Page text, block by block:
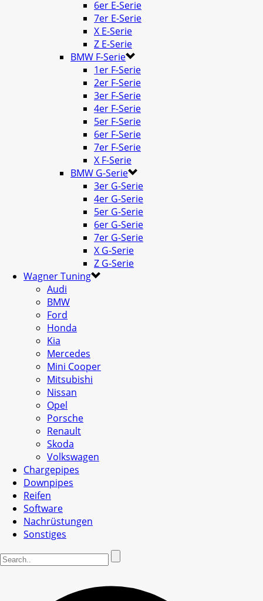
6er E-Serie
7er E-Serie
X E-Serie
Z E-Serie
BMW F-Serie
1er F-Serie
2er F-Serie
3er F-Serie
4er F-Serie
5er F-Serie
6er F-Serie
7er F-Serie
X F-Serie
BMW G-Serie
3er G-Serie
4er G-Serie
5er G-Serie
6er G-Serie
7er G-Serie
X G-Serie
Z G-Serie
Wagner Tuning
Audi
BMW
Ford
Honda
Kia
Mercedes
Mini Cooper
Mitsubishi
Nissan
Opel
Porsche
Renault
Skoda
Volkswagen
Chargepipes
Downpipes
Reifen
Software
Nachrüstungen
Sonstiges